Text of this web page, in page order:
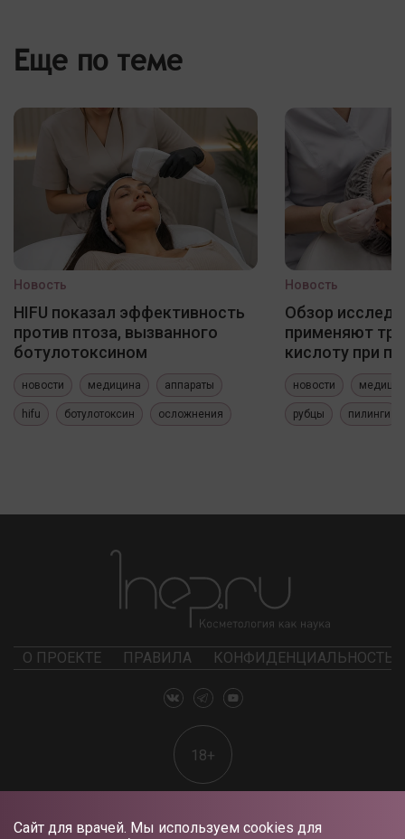
Сайт для врачей. Мы используем cookies для
Еще по теме
Новость
HIFU показал эффективность
против птоза, вызванного
ботулотоксином
новости медицина аппараты
hifu ботулотоксин осложнения
Новость
Обзор
применяют
кислоту при
новости
рубцы пилинги
О ПРОЕКТЕ ПРАВИЛА КОНФИДЕНЦИАЛЬНОСТЬ
18+